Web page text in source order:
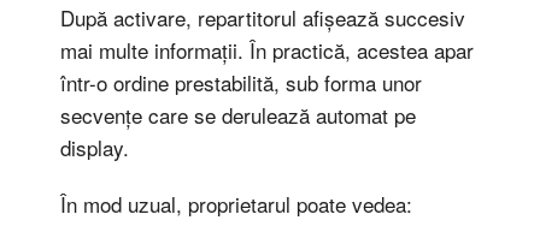
După activare, repartitorul afișează succesiv
mai multe informații. În practică, acestea apar
într-o ordine prestabilită, sub forma unor
secvențe care se derulează automat pe
display.
În mod uzual, proprietarul poate vedea: